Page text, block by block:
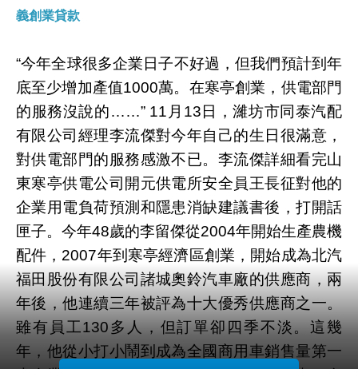
義創業貸款
“今年全球很多企業日子不好過，但我們預計到年
底至少增加產值1000萬。在寒亭創業，供電部門
的服務沒說的……” 11月13日，濰坊市同泰汽配
有限公司經理李流傑對今年自己的生日很滿意，
對供電部門的服務感激不已。李流傑詳細看完山
東寒亭供電公司開元供電所安全員王長征對他的
企業用電負荷預測和隱患消缺建議書後，打開話
匣子。今年48歲的李留傑從2004年開始生產農機
配件，2007年到寒亭經濟區創業，開始成為北汽
福田股份有限公司諸城奧鈴汽車廠的供應商，兩
年後，他連續三年被評為十大優秀供應商之一。
雖有員工130多人，但訂單卻四季不淡。這幾
年，他從小打小鬧到成為全國商用車銷售量第一